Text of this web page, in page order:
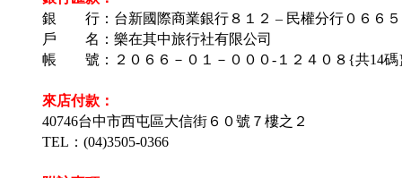
銀 行：台新國際商業銀行８１２ – 民權分行０６６５
戶 名： 樂在其中旅行社有限公司
帳 號：
２０６６－０１－０００-１２４０８{共14
來店付款：
40746台中市西屯區大信街 ６０號７樓之２
TEL：(04)3505-0366